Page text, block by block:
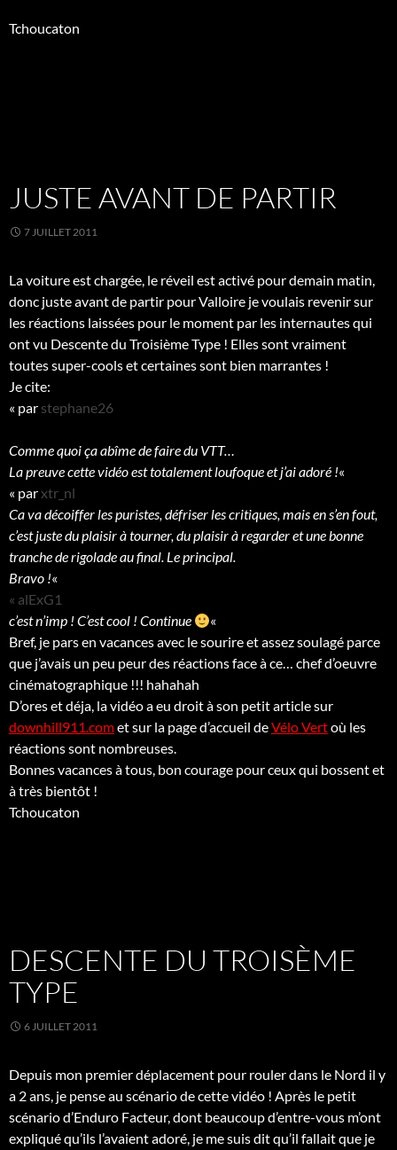
Tchoucaton
JUSTE AVANT DE PARTIR
7 JUILLET 2011
La voiture est chargée, le réveil est activé pour demain matin,
donc juste avant de partir pour Valloire je voulais revenir sur
les réactions laissées pour le moment par les internautes qui
ont vu Descente du Troisième Type ! Elles sont vraiment
toutes super-cools et certaines sont bien marrantes !
Je cite:
« par stephane26
Comme quoi ça abîme de faire du VTT…
La preuve cette vidéo est totalement loufoque et j’ai adoré !«
« par xtr_nl
Ca va décoiffer les puristes, défriser les critiques, mais en s’en fout,
c’est juste du plaisir à tourner, du plaisir à regarder et une bonne
tranche de rigolade au final. Le principal.
Bravo !«
« alExG1
c’est n’imp ! C’est cool ! Continue
«
Bref, je pars en vacances avec le sourire et assez soulagé parce
que j’avais un peu peur des réactions face à ce… chef d’oeuvre
cinématographique !!! hahahah
D’ores et déja, la vidéo a eu droit à son petit article sur
downhill911.comet sur la page d’accueil deVélo Vertoù les
réactions sont nombreuses.
Bonnes vacances à tous, bon courage pour ceux qui bossent et
à très bientôt !
Tchoucaton
DESCENTE DU TROISÈME
TYPE
6 JUILLET 2011
Depuis mon premier déplacement pour rouler dans le Nord il y
a 2 ans, je pense au scénario de cette vidéo ! Après le petit
scénario d’Enduro Facteur, dont beaucoup d’entre-vous m’ont
expliqué qu’ils l’avaient adoré, je me suis dit qu’il fallait que je